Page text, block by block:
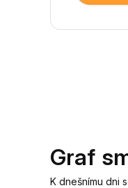
Graf
K dnešnímu dni